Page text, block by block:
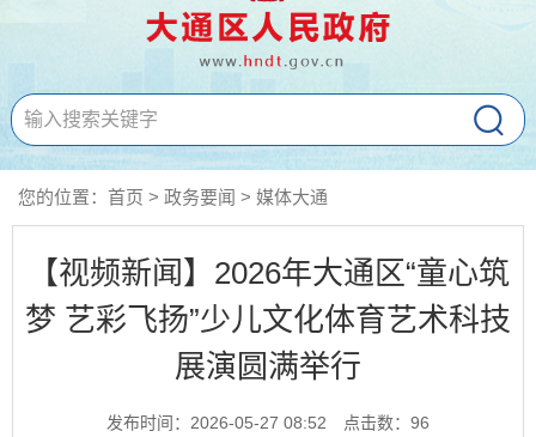
您的位置： 首页 > 政务要闻 > 媒体大通
【视频新闻】2026年大通区“童心筑
梦 艺彩飞扬”少儿文化体育艺术科技
展演圆满举行
发布时间：2026-05-27 08:52 点击数： 96